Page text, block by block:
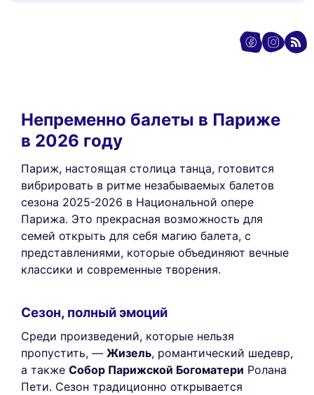
Непременно балеты в Париже
в 2026 году
Париж, настоящая столица танца, готовится
вибрировать в ритме незабываемых балетов
сезона 2025-2026 в Национальной опере
Парижа. Это прекрасная возможность для
семей открыть для себя магию балета, с
представлениями, которые объединяют вечные
классики и современные творения.
Сезон, полный эмоций
Среди произведений, которые нельзя
пропустить, — Жизель, романтический шедевр,
а также Собор Парижской Богоматери Ролана
Пети. Сезон традиционно открывается